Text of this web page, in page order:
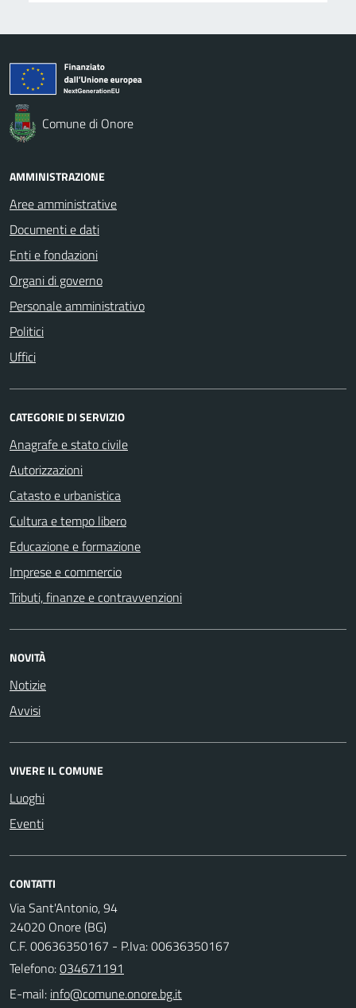
Comune di Onore
AMMINISTRAZIONE
Aree amministrative
Documenti e dati
Enti e fondazioni
Organi di governo
Personale amministrativo
Politici
Uffici
CATEGORIE DI SERVIZIO
Anagrafe e stato civile
Autorizzazioni
Catasto e urbanistica
Cultura e tempo libero
Educazione e formazione
Imprese e commercio
Tributi, finanze e contravvenzioni
NOVITÀ
Notizie
Avvisi
VIVERE IL COMUNE
Luoghi
Eventi
CONTATTI
Via Sant'Antonio, 94
24020 Onore (BG)
C.F. 00636350167 - P.Iva: 00636350167
Telefono:034671191
E-mail: